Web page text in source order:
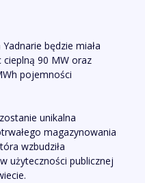
będzie miała
90 MW oraz
pojemności
unikalna
magazynowania
wzbudziła
użyteczności publicznej